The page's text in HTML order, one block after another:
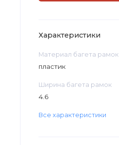
Характеристики
Материал багета рамок
пластик
Ширина багета рамок
4.6
Все характеристики